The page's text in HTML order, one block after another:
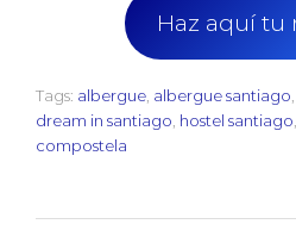
Haz aquí tu
Tags: albergue albergue santiago
dream in santiago hostel santiago
compostela